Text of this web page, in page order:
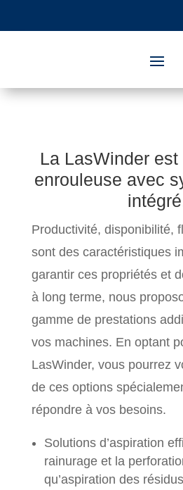
La LasWinder est
enrouleuse avec
Productivité, disponibilité,
sont des caractéristiques
garantir ces propriétés et
à long terme, nous
gamme de prestations
vos machines. En optant
LasWinder, vous pourrez
de ces options
répondre à vos besoins.
Solutions d’aspiration
rainurage et la
qu’aspiration des